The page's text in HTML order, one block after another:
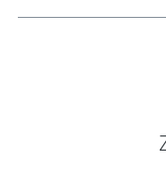
Produktgalerie